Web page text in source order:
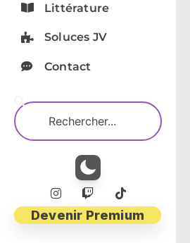
Littérature
Soluces JV
Contact
Devenir Premium